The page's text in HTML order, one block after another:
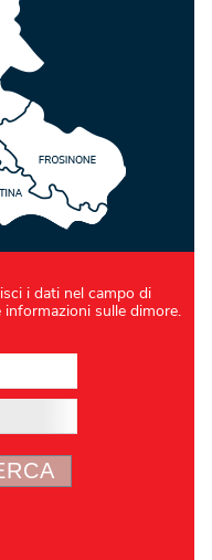
i dati nel campo di
sulle dimore.